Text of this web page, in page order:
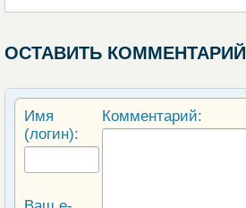
ОСТАВИТЬ КОММЕНТАРИЙ
Имя
(логин):
Комментарий: